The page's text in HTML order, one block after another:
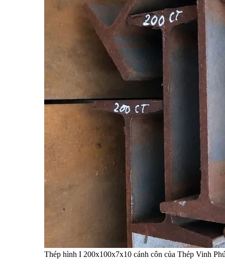
Thép hình I 200x100x7x10 cánh côn của Thép Vinh